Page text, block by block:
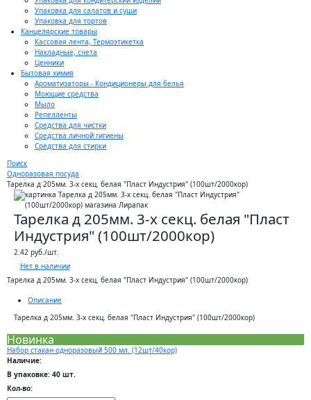
Упаковка для салатов и суши
Упаковка для тортов
Канцелярские товары
Кассовая лента, Термоэтикетка
Накладные, счета
Ценники
Бытовая химия
Ароматизаторы - Кондиционеры для белья
Моющие средства
Мыло
Репелленты
Средства для чистки
Средства личной гигиены
Средства для стирки
Поиск
Одноразовая посуда
Тарелка д 205мм. 3-х секц. белая "Пласт Индустрия" (100шт/2000кор)
Тарелка д 205мм. 3-х секц. белая "Пласт
Индустрия" (100шт/2000кор)
2.42 руб./шт.
Нет в наличии
Тарелка д 205мм. 3-х секц. белая "Пласт Индустрия" (100шт/2000кор)
Описание
Тарелка д 205мм. 3-х секц. белая "Пласт Индустрия" (100шт/2000кор)
Новинка
Набор стакан одноразовый 500 мл. (12шт/40кор)
Наличие:
В упаковке: 40 шт.
Кол-во: